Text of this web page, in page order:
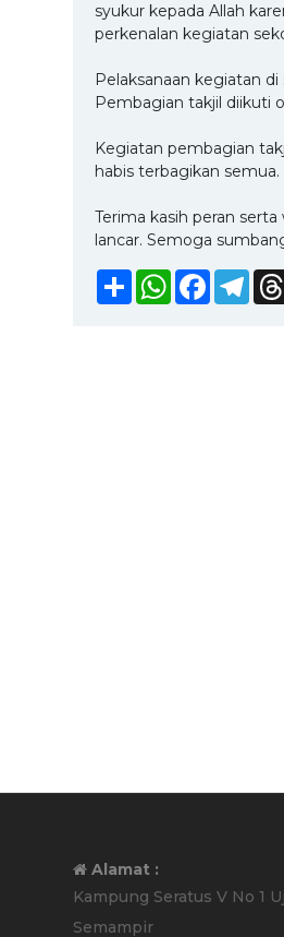
syukur kepada Allah
perkenalan kegiatan
Pelaksanaan kegiatan
Pembagian takjil diikuti
Kegiatan pembagian
habis terbagikan semua.
Terima kasih peran
lancar. Semoga
ShareWhatsApp
Alamat :
Kampung Seratus V No 1
Semampir